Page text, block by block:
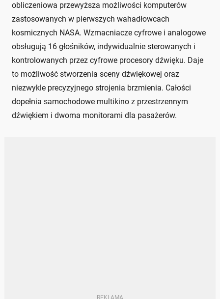
obliczeniowa przewyższa możliwości komputerów
zastosowanych w pierwszych wahadłowcach
kosmicznych NASA. Wzmacniacze cyfrowe i analogowe
obsługują 16 głośników, indywidualnie sterowanych i
kontrolowanych przez cyfrowe procesory dźwięku. Daje
to możliwość stworzenia sceny dźwiękowej oraz
niezwykle precyzyjnego strojenia brzmienia. Całości
dopełnia samochodowe multikino z przestrzennym
dźwiękiem i dwoma monitorami dla pasażerów.